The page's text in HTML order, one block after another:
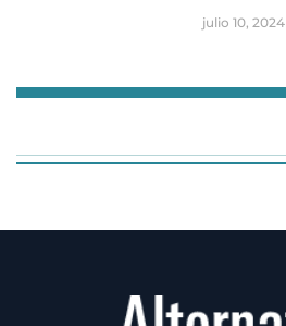
julio 10, 2024
3